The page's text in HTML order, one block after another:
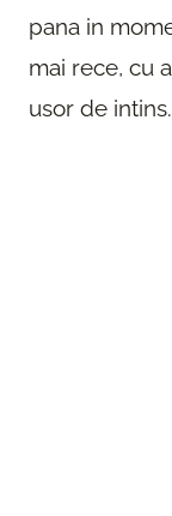
pana in
mai rece, cu
usor de intins.